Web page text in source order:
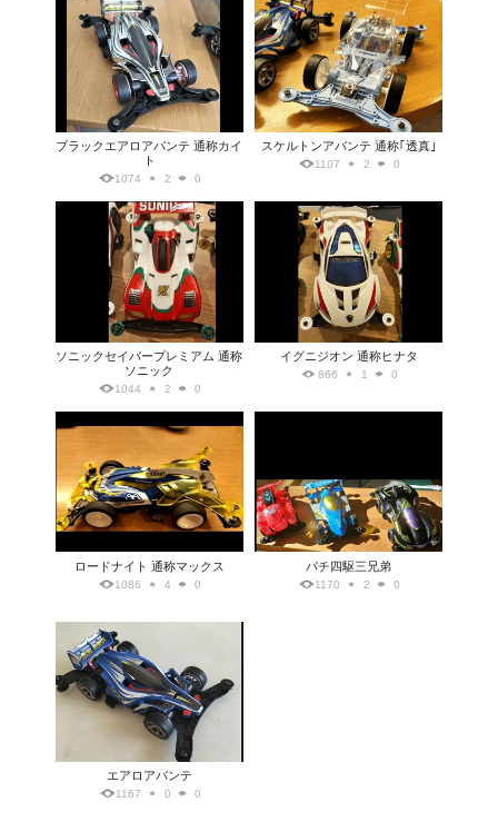
ブラックエアロアバンテ 通称カイ
ト
1074 2 0
スケルトンアバンテ 通称｢透真｣
1107 2 0
ソニックセイバープレミアム 通称
ソニック
1044 2 0
イグニジオン 通称ヒナタ
866 1 0
ロードナイト 通称マックス
1086 4 0
パチ四駆三兄弟
1170 2 0
エアロアバンテ
1167 0 0